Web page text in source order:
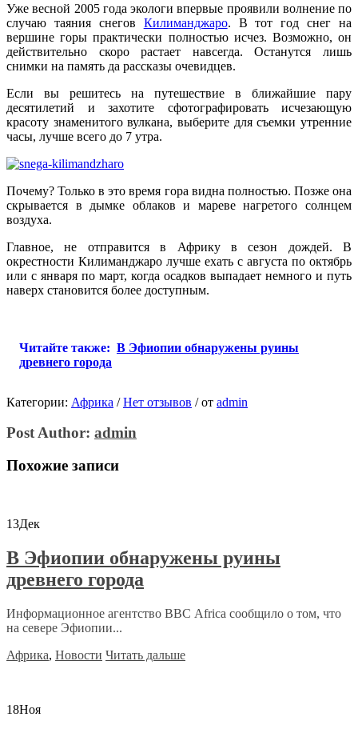
Уже весной 2005 года экологи впервые проявили волнение по
случаю таяния снегов Килиманджаро. В тот год снег на
вершине горы практически полностью исчез. Возможно, он
действительно скоро растает навсегда. Останутся лишь
снимки на память да рассказы очевидцев.
Если вы решитесь на путешествие в ближайшие пару
десятилетий и захотите сфотографировать исчезающую
красоту знаменитого вулкана, выберите для съемки утренние
часы, лучше всего до 7 утра.
Почему? Только в это время гора видна полностью. Позже она
скрывается в дымке облаков и мареве нагретого солнцем
воздуха.
Главное, не отправится в Африку в сезон дождей. В
окрестности Килиманджаро лучше ехать с августа по октябрь
или с января по март, когда осадков выпадает немного и путь
наверх становится более доступным.
Читайте также: В Эфиопии обнаружены руины
древнего города
Категории: Африка / Нет отзывов /от admin
Post Author: admin
Похожие записи
13Дек
В Эфиопии обнаружены руины
древнего города
Информационное агентство ВВС Africa сообщило о том, что
на севере Эфиопии...
Африка, Новости Читать дальше
18Ноя